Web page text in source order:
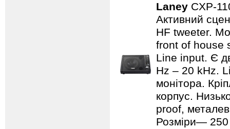
Laney CXP-
Активний
HF tweeter.
front of house
Line input. Є
Hz – 20 kHz.
монітора.
корпус.
proof,
Розміри—